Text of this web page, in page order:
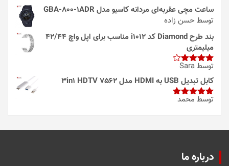
ساعت مچی عقربه‌ای مردانه کاسیو مدل GBA-800-1ADR
توسط حسن زاده
بند طرح Diamond کد i1012 مناسب برای اپل واچ 42/44
میلیمتری
امتیاز4
از 5
توسط Sara
کابل تبدیل USB به HDMI مدل 3in1 HDTV 7562
امتیاز5از
توسط محمد
درباره ما